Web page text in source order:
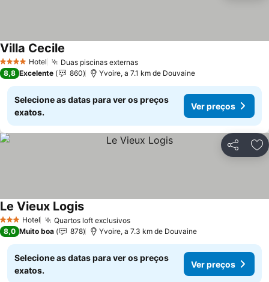
4 EstrelasHotel Duas piscinas externas
Villa Cecile
8,8 Excelente 860 Yvoire, a 7.1 km de Douvaine
Selecione as datas para ver os preços
exatos.
Ver preços
Partilhar
3 EstrelasHotel Quartos loft exclusivos
Le Vieux Logis
8,0 Muito boa 878 Yvoire, a 7.3 km de Douvaine
Selecione as datas para ver os preços
exatos.
Ver preços